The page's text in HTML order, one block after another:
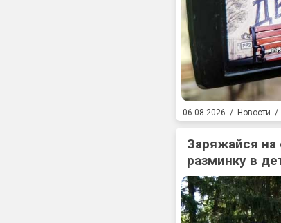
06.08.2026 / Новости /
Заряжайся
разминку в